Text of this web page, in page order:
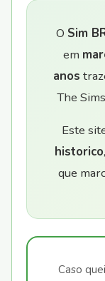
O Sim
em
anos
The
Este
historico
que
Caso